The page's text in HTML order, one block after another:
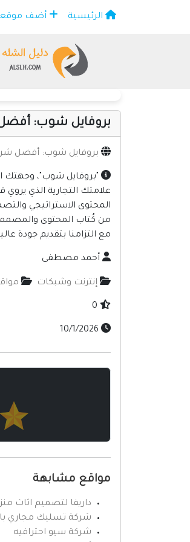
الرئيسية أضف
بروفايل شوب:
بروفايل شوب: أفضل
"بروفايل شوب"، وجهتك
علامتك التجارية الذي
من كُتاب المحتوى
مع التزامنا بتقديم جودة
أحمد مصطفى
إنترنت وشبكات
مواقع مشابهة
داريفا لتصميم اثاث
شركة تسليك مجاري
شركة سيو احترافيه